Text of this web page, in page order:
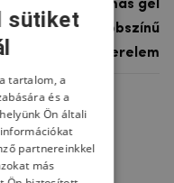
rugalmas gél
többszínű
Szerelem
el
sütiket
tartalom, a
és a
Ön általi
partnereinkkel
más